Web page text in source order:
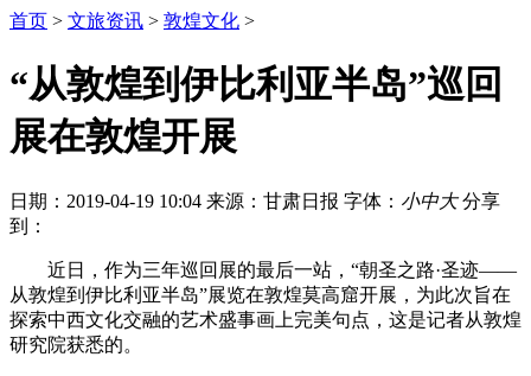
首页 > 文旅资讯 > 敦煌文化 >
“从敦煌到伊比利亚半岛”巡回
展在敦煌开展
日期：2019-04-19 10:04 来源：甘肃日报 字体： 小中大 分享
到：
近日，作为三年巡回展的最后一站，“朝圣之路·圣迹——
从敦煌到伊比利亚半岛”展览在敦煌莫高窟开展，为此次旨在
探索中西文化交融的艺术盛事画上完美句点，这是记者从敦煌
研究院获悉的。